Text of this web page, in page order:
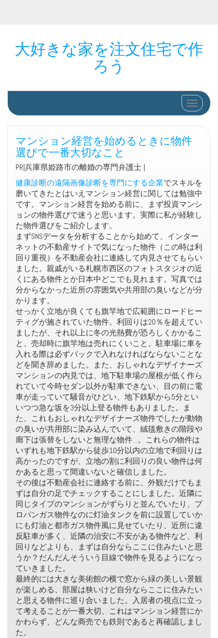
大好きな家を注文住宅で作
ろう
ナビゲ
マンション経営を始めるときに物件
選びで一番大切なこと
PR|兵庫県姫路市の離婚の専門弁護士 |
健康診断の遠隔画像診断を専門にする企業でスキルを
磨いてきたとはいえマンション経営に関しては勉強中
です。マンション経営を始める前に、まず投資マンシ
ョンの物件選びで迷うと思います。実際に私が経験し
た物件選びをご紹介します。
まずSNSデータを分析することから始めて、インター
ネットの不動産サイトで気になった物件（この時は利
回り重視）を不動産会社に連絡して内見させてもらい
ました。親戚がいる札幌市西区のフォトスタジオの近
くにある物件とか日本中どこでも見れます。写真では
分からなかった近所の雰囲気や共用部の臭いなどが分
かります。
せっかく立地が良くても旗竿地で広範囲にロードヒー
ティグが施されていた物件。利回りは20％を超えてい
ましたが、それ以上に冬の光熱費が恐ろしくかかるこ
と、売却時に旗竿地は売れにくいこと、駐車場に車を
入れる際は必ずバックで入れなければならないことな
どを聞き辞めました。また、おしゃれなデザイナーズ
マンションの内見では、地下駐車場の屋根が低く作ら
れていて今時セダン以外が駐車できない、目の前に電
車が走っていて騒音がひどい、地下鉄駅から5分とい
いつつ急な坂を3分以上登る物件もありました。ま
た、これもおしゃれなデザイナーズ物件でしたが動物
の臭いが共用部に染み込んでいて、絨毯敷きの階段や
廊下は張替をしないと無理な物件…。これらの物件は
いずれも地下鉄駅から徒歩10分以内の立地で利回りは
高かったのですが、立地の割に利回りの良い物件は何
かあると思って間違いないと確信しました。
その後は不動産会社に連絡する前に、外観だけでもま
ずは自分の足でチェックすることにしました。近隣に
同じタイプのマンションがずらりと並んでいたり、プ
ロパンガス物件なのに灯油タンクを前に設置していか
にも灯油と都市ガス物件風に見せていたり、近所に違
反駐車が多く、近隣の治安に不安がある物件など、利
回りなどよりも、まずは自分ならここに住みたいと思
うか？だんだんそういう目線で物件を見るようになっ
ていきました。
最終的には大きな美術館の横で窓から緑の美しい景観
が楽しめる、部屋は狭いけど自分ならここに住みたい
と思える物件に巡り合いました。入居者の視点に立っ
て考えることが一番大切、これはマンション経営にか
かわらず、どんな商売でも鉄則であると再確認しまし
た。